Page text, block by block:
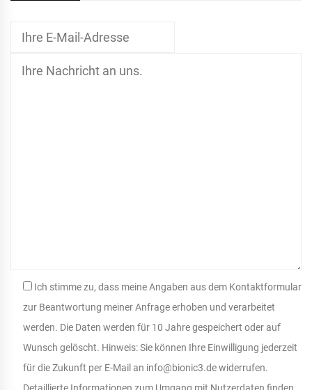
Ich stimme zu, dass meine Angaben aus dem Kontaktformular
zur Beantwortung meiner Anfrage erhoben und verarbeitet
werden. Die Daten werden für 10 Jahre gespeichert oder auf
Wunsch gelöscht. Hinweis: Sie können Ihre Einwilligung jederzeit
für die Zukunft per E-Mail an info@bionic3.de widerrufen.
Detaillierte Informationen zum Umgang mit Nutzerdaten finden